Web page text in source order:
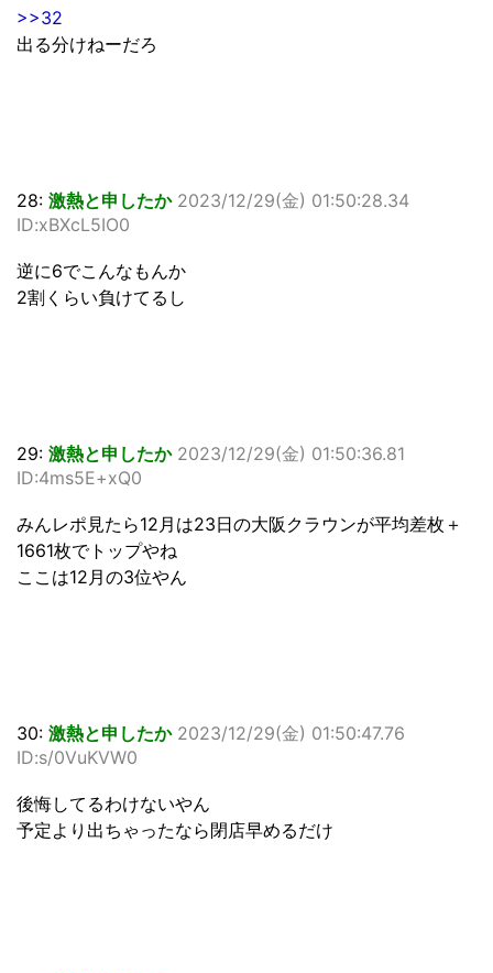
>>32
出る分けねーだろ
28: 激熱と申したか 2023/12/29(金) 01:50:28.34
ID:xBXcL5IO0
逆に6でこんなもんか
2割くらい負けてるし
29: 激熱と申したか 2023/12/29(金) 01:50:36.81
ID:4ms5E+xQ0
みんレポ見たら12月は23日の大阪クラウンが平均差枚＋
1661枚でトップやね
ここは12月の3位やん
30: 激熱と申したか 2023/12/29(金) 01:50:47.76
ID:s/0VuKVW0
後悔してるわけないやん
予定より出ちゃったなら閉店早めるだけ